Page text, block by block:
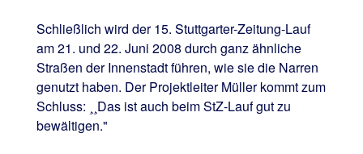
Schließlich wird der 15. Stuttgarter-Zeitung-Lauf
am 21. und 22. Juni 2008 durch ganz ähnliche
Straßen der Innenstadt führen, wie sie die Narren
genutzt haben. Der Projektleiter Müller kommt zum
Schluss: ¸¸Das ist auch beim StZ-Lauf gut zu
bewältigen."